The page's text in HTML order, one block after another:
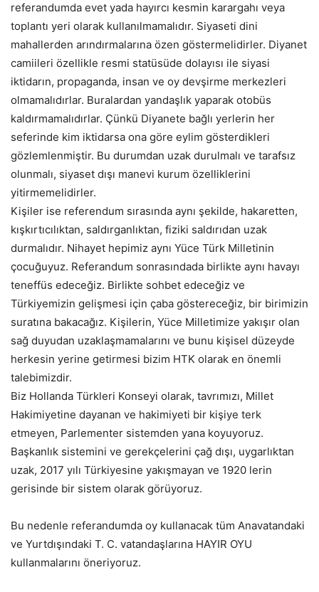
referandumda evet yada hayırcı kesmin karargahı veya
toplantı yeri olarak kullanılmamalıdır. Siyaseti dini
mahallerden arındırmalarına özen göstermelidirler. Diyanet
camiileri özellikle resmi statüsüde dolayısı ile siyasi
iktidarın, propaganda, insan ve oy devşirme merkezleri
olmamalıdırlar. Buralardan yandaşlık yaparak otobüs
kaldırmamalıdırlar. Çünkü Diyanete bağlı yerlerin her
seferinde kim iktidarsa ona göre eylim gösterdikleri
gözlemlenmiştir. Bu durumdan uzak durulmalı ve tarafsız
olunmalı, siyaset dışı manevi kurum özelliklerini
yitirmemelidirler.
Kişiler ise referendum sırasında aynı şekilde, hakaretten,
kışkırtıcılıktan, saldırganlıktan, fiziki saldırıdan uzak
durmalıdır. Nihayet hepimiz aynı Yüce Türk Milletinin
çocuğuyuz. Referandum sonrasındada birlikte aynı havayı
teneffüs edeceğiz. Birlikte sohbet edeceğiz ve
Türkiyemizin gelişmesi için çaba göstereceğiz, bir birimizin
suratına bakacağız. Kişilerin, Yüce Milletimize yakışır olan
sağ duyudan uzaklaşmamalarını ve bunu kişisel düzeyde
herkesin yerine getirmesi bizim HTK olarak en önemli
talebimizdir.
Biz Hollanda Türkleri Konseyi olarak, tavrımızı, Millet
Hakimiyetine dayanan ve hakimiyeti bir kişiye terk
etmeyen, Parlementer sistemden yana koyuyoruz.
Başkanlık sistemini ve gerekçelerini çağ dışı, uygarlıktan
uzak, 2017 yılı Türkiyesine yakışmayan ve 1920 lerin
gerisinde bir sistem olarak görüyoruz.
Bu nedenle referandumda oy kullanacak tüm Anavatandaki
ve Yurtdışındaki T. C. vatandaşlarına HAYIR OYU
kullanmalarını öneriyoruz.